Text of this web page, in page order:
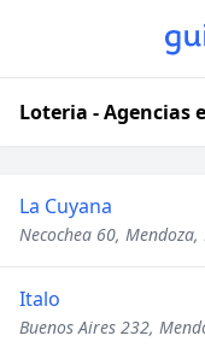
Loteria - Agencias
La Cuyana
Necochea 60, Mendoza,
Italo
Buenos Aires 232,